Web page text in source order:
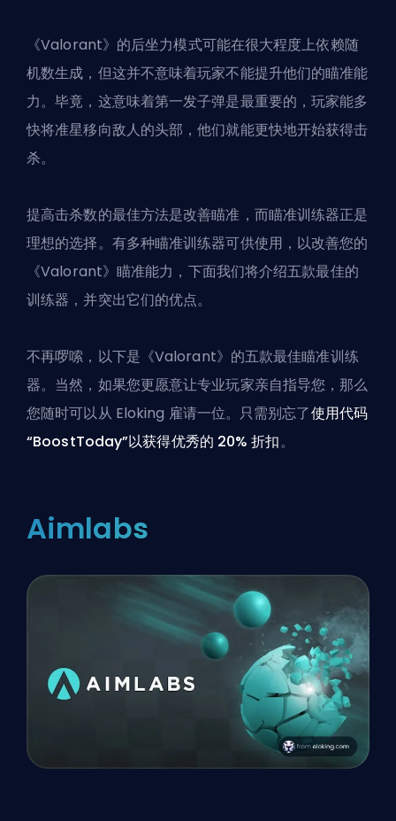
《Valorant》的后坐力模式可能在很大程度上依赖随
机数生成，但这并不意味着玩家不能提升他们的瞄准能
力。毕竟，这意味着第一发子弹是最重要的，玩家能多
快将准星移向敌人的头部，他们就能更快地开始获得击
杀。
提高击杀数的最佳方法是改善瞄准，而瞄准训练器正是
理想的选择。有多种瞄准训练器可供使用，以改善您的
《Valorant》瞄准能力，下面我们将介绍五款最佳的
训练器，并突出它们的优点。
不再啰嗦，以下是《Valorant》的五款最佳瞄准训练
器。当然，如果您更愿意让专业玩家亲自指导您，那么
您随时可以从 Eloking 雇请一位。只需别忘了使用代码
“BoostToday”以获得优秀的 20% 折扣。
Aimlabs